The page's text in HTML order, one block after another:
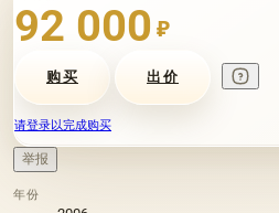
92 000 ₽
购买 出价
请登录以完成购买
举报
年份